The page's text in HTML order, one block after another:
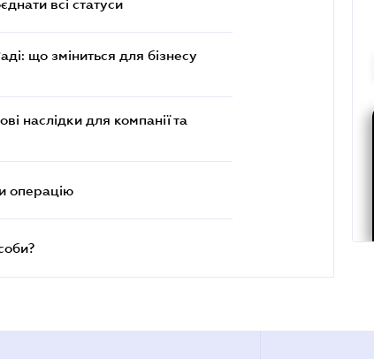
всі статуси
що зміниться для бізнесу
наслідки для компанії та
операцію